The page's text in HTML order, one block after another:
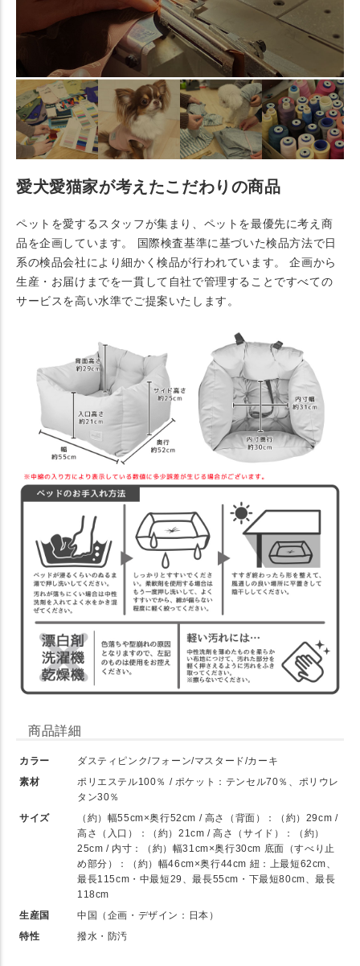
愛犬愛猫家が考えたこだわりの商品
ペットを愛するスタッフが集まり、ペットを最優先に考え商
品を企画しています。 国際検査基準に基づいた検品方法で日
系の検品会社により細かく検品が行われています。 企画から
生産・お届けまでを一貫して自社で管理することですべての
サービスを高い水準でご提案いたします。
商品詳細
カラー
ダスティピンク/フォーン/マスタード/カーキ
素材
ポリエステル100％ / ポケット：テンセル70％、ポリウレ
タン30％
サイズ
（約）幅55cm×奥行52cm / 高さ（背面）：（約）29cm /
高さ（入口）：（約）21cm / 高さ（サイド）：（約）
25cm / 内寸：（約）幅31cm×奥行30cm 底面（すべり止
め部分）：（約）幅46cm×奥行44cm 紐：上最短62cm、
最長115cm・中最短29、最長55cm・下最短80cm、最長
118cm
生産国
中国（企画・デザイン：日本）
特性
撥水・防汚